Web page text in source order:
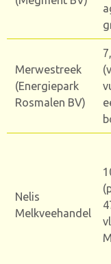
Merwestreek
(Energiepark
Rosmalen BV)
Nelis
Melkveehandel